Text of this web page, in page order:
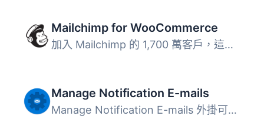
Mailchimp for WooCommerce
加入 Mailchimp 的 1,700 萬客戶，這是全球最大的行銷自動化...
Manage Notification E-mails
Manage Notification E-mails 外掛可讓使用者輕鬆管理 WordPr...